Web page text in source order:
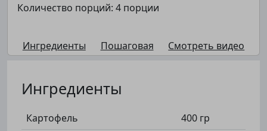
Количество порций: 4 порции
Ингредиенты Пошаговая Смотреть видео
Ингредиенты
Картофель
400 гр